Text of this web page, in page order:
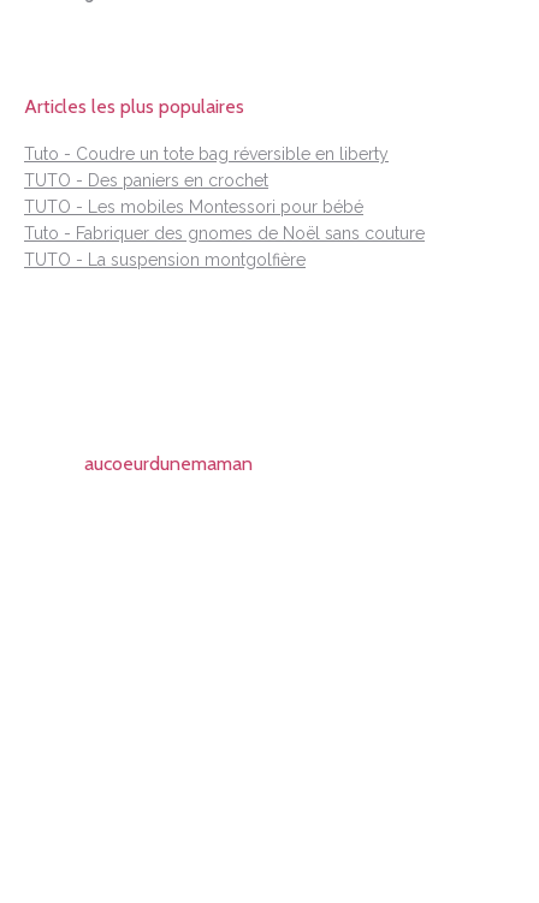
Articles les plus populaires
Tuto - Coudre un tote bag réversible en liberty
TUTO - Des paniers en crochet
TUTO - Les mobiles Montessori pour bébé
Tuto - Fabriquer des gnomes de Noël sans couture
TUTO - La suspension montgolfière
aucoeurdunemaman